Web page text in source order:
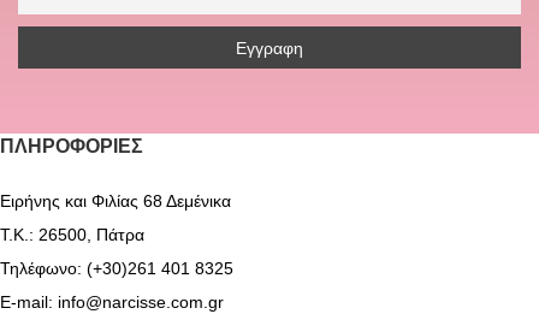
ΠΛΗΡΟΦΟΡΊΕΣ
Ειρήνης και Φιλίας 68 Δεμένικα
Τ.Κ.: 26500, Πάτρα
Τηλέφωνο: (+30)261 401 8325
E-mail: info@narcisse.com.gr